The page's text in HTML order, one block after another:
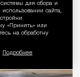
для сбора и
сайта,
«Принять» или
на обработку
Подробнее